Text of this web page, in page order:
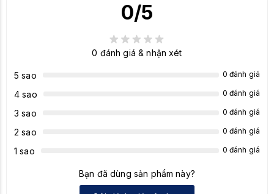
0/5
0 đánh giá & nhận xét
5 sao 0 đánh giá
4 sao 0 đánh giá
3 sao 0 đánh giá
2 sao 0 đánh giá
1 sao 0 đánh giá
Bạn đã dùng sản phẩm này?